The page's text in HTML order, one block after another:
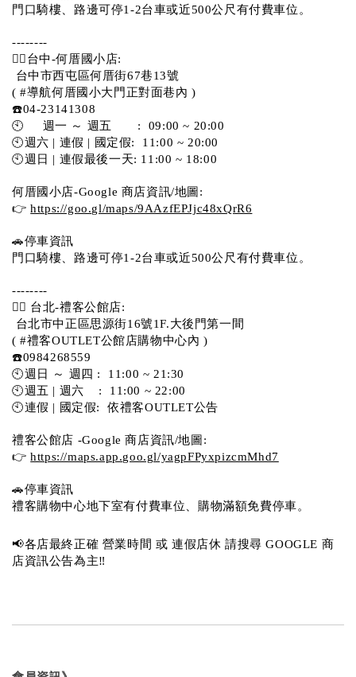
門口騎樓、路邊可停1-2台車或近500公尺有付費車位。
--------
💁‍♀️台中-何厝國小店:
台中市西屯區何厝街67巷13號
( #導航何厝國小大門正對面巷內 )
☎️04-23141308
🕙     週一 ～ 週五       :  09:00 ~ 20:00
🕙週六 | 連假 | 國定假:  11:00 ~ 20:00
🕙週日 | 連假最後一天: 11:00 ~ 18:00
何厝國小店-Google 商店資訊/地圖:
👉 https://goo.gl/maps/9AAzfEPJjc48xQrR6
🚗停車資訊
門口騎樓、路邊可停1-2台車或近500公尺有付費車位。
--------
💁‍♀️ 台北-禮客公館店:
台北市中正區思源街16號1F.大後門第一間
( #禮客OUTLET公館店購物中心內 )
☎️0984268559
🕙週日 ～ 週四 :  11:00 ~ 21:30
🕙週五 | 週六    :  11:00 ~ 22:00
🕙連假 | 國定假:  依禮客OUTLET公告
禮客公館店 -Google 商店資訊/地圖:
👉 https://maps.app.goo.gl/yagpFPyxpizcmMhd7
🚗停車資訊
禮客購物中心地下室有付費車位、購物滿額免費停車。
📢各店最終正確 營業時間 或 連假店休 請搜尋 GOOGLE 商
店資訊公告為主‼️